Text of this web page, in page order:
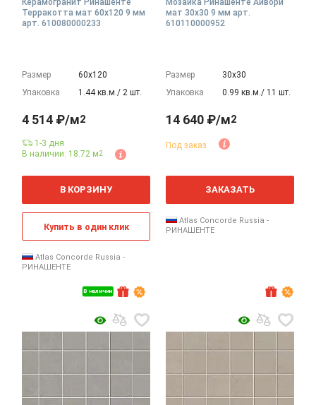
Керамогранит Ринашенте
Терракотта мат 60x120 9 мм
арт. 610080000233
Размер
60х120
Упаковка
1.44 кв.м./ 2 шт.
В наличии
4 514 ₽/м2
1-3 дня
В наличии: 18.72 м2
м
В КОРЗИНУ
Купить в один клик
Atlas Concorde Russia -
РИНАШЕНТЕ
Мозаика Ринашенте Айвори
мат 30x30 9 мм арт.
610110000952
Размер
30х30
Упаковка
0.99 кв.м./ 11 шт.
14 640 ₽/м2
Под заказ
м
ЗАКАЗАТЬ
Atlas Concorde Russia -
РИНАШЕНТЕ